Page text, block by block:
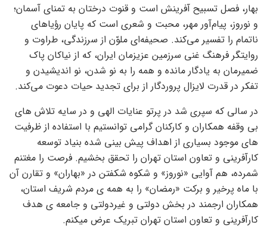
بهار، فصل تسبیح آفرینش است و قنوت درختان به تمنای آسمان؛
و نوروز، پیام‌آور مهر، محبت و شعری است که پایان رؤیاهای
ناتمام را تفسیر می‌کند. صحیفه‌ای ملوّن از سرزندگی، طراوت و
روایتگر فرهنگ غنی سرزمین عزیزمان ایران، که از نیاکان پاک
ضمیرمان به یادگار مانده و همه را به نو شدن، نو اندیشیدن و
تفکر در قدرت لایزال پروردگار از برای تجدید حیات دعوت می‌کند.
در سالی که سپری شد در پرتو عنایات الهی و در سایه تلاش های
بی وقفه همکاران و کارکنان گرامی توانستیم با استفاده از ظرفیت
های موجود بسیاری از اهداف پیش بینی شده بنیاد توسعه
کارآفرینی و تعاون استان تهران را تحقق بخشیم. فرصت را مغتنم
شمرده، هم آوایی «نوروز» و شکوه شکفتن در «بهاران» و تقارن آن
با ماه پرخیر و برکت «رمضان» را به همه ی مردم شریف استان،
همکاران ارجمند در بخش دولتی و غیردولتی و جامعه ی هدف
کارآفرینی و تعاون استان تهران تبریک عرض میکنم.